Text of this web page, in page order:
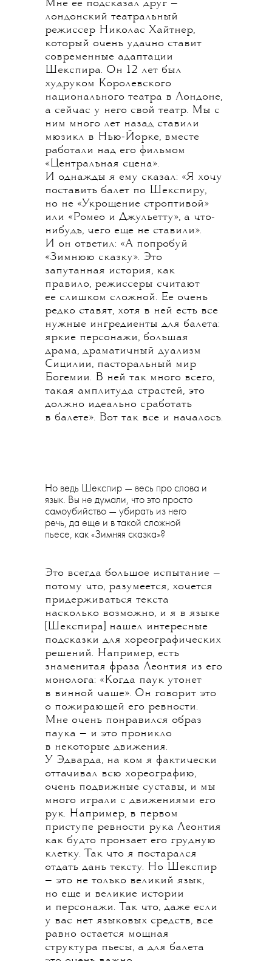
Мне ее подсказал друг —
лондонский театральный
режиссер Николас Хайтнер,
который очень удачно ставит
современные адаптации
Шекспира. Он 12 лет был
худруком Королевского
национального театра в Лондоне,
а сейчас у него свой театр. Мы с
ним много лет назад ставили
мюзикл в Нью-Йорке, вместе
работали над его фильмом
«Центральная сцена».
И однажды я ему сказал: «Я хочу
поставить балет по Шекспиру,
но не «Укрощение строптивой»
или «Ромео и Джульетту», а что-
нибудь, чего еще не ставили».
И он ответил: «А попробуй
«Зимнюю сказку». Это
запутанная история, как
правило, режиссеры считают
ее слишком сложной. Ее очень
редко ставят, хотя в ней есть все
нужные ингредиенты для балета:
яркие персонажи, большая
драма, драматичный дуализм
Сицилии, пасторальный мир
Богемии. В ней так много всего,
такая амплитуда страстей, это
должно идеально сработать
в балете». Вот так все и началось.
Но ведь Шекспир — весь про слова и
язык. Вы не думали, что это просто
самоубийство — убирать из него
речь, да еще и в такой сложной
пьесе, как «Зимняя сказка»?
Это всегда большое испытание —
потому что, разумеется, хочется
придерживаться текста
насколько возможно, и я в языке
[Шекспира] нашел интересные
подсказки для хореографических
решений. Например, есть
знаменитая фраза Леонтия из его
монолога: «Когда паук утонет
в винной чаше». Он говорит это
о пожирающей его ревности.
Мне очень понравился образ
паука — и это проникло
в некоторые движения.
У Эдварда, на ком я фактически
оттачивал всю хореографию,
очень подвижные суставы, и мы
много играли с движениями его
рук. Например, в первом
приступе ревности рука Леонтия
как будто пронзает его грудную
клетку. Так что я постарался
отдать дань тексту. Но Шекспир
— это не только великий язык,
но еще и великие истории
и персонажи. Так что, даже если
у вас нет языковых средств, все
равно остается мощная
структура пьесы, а для балета